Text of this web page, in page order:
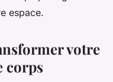
espace.
votre
corps